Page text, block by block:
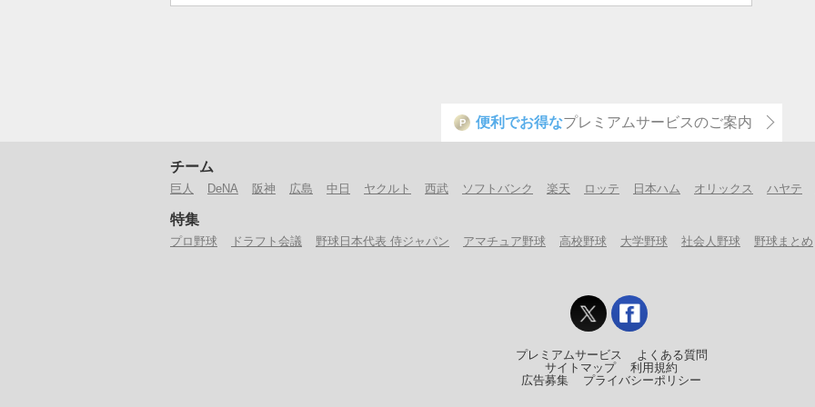
P 便利でお得なプレミアムサービスのご案内
チーム
巨人 DeNA 阪神 広島 中日 ヤクルト 西武 ソフトバンク 楽天 ロッテ 日本ハム オリックス ハヤテ
特集
プロ野球 ドラフト会議 野球日本代表 侍ジャパン アマチュア野球 高校野球 大学野球 社会人野球 野球まとめ
プレミアムサービス
よくある質問
サイトマップ
利用規約
広告募集
プライバシーポリシー